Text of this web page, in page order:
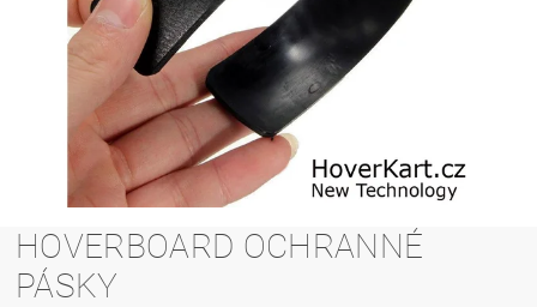
HOVERBOARD OCHRANNÉ
PÁSKY